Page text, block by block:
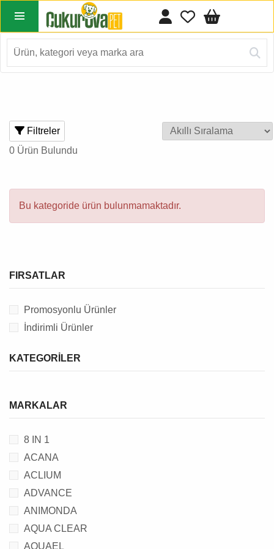
Filtreler
0 Ürün Bulundu
Bu kategoride ürün bulunmamaktadır.
FIRSATLAR
Promosyonlu Ürünler
İndirimli Ürünler
KATEGORILER
MARKALAR
8 IN 1
ACANA
ACLIUM
ADVANCE
ANIMONDA
AQUA CLEAR
AQUAEL